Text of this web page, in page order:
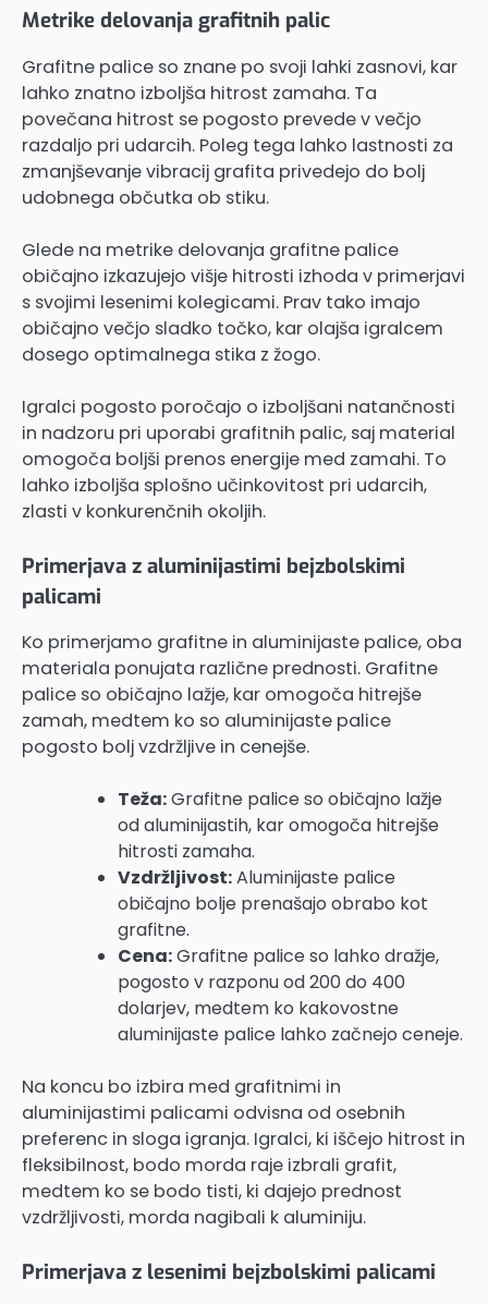
Metrike delovanja grafitnih palic
Grafitne palice so znane po svoji lahki zasnovi, kar
lahko znatno izboljša hitrost zamaha. Ta
povečana hitrost se pogosto prevede v večjo
razdaljo pri udarcih. Poleg tega lahko lastnosti za
zmanjševanje vibracij grafita privedejo do bolj
udobnega občutka ob stiku.
Glede na metrike delovanja grafitne palice
običajno izkazujejo višje hitrosti izhoda v primerjavi
s svojimi lesenimi kolegicami. Prav tako imajo
običajno večjo sladko točko, kar olajša igralcem
dosego optimalnega stika z žogo.
Igralci pogosto poročajo o izboljšani natančnosti
in nadzoru pri uporabi grafitnih palic, saj material
omogoča boljši prenos energije med zamahi. To
lahko izboljša splošno učinkovitost pri udarcih,
zlasti v konkurenčnih okoljih.
Primerjava z aluminijastimi bejzbolskimi
palicami
Ko primerjamo grafitne in aluminijaste palice, oba
materiala ponujata različne prednosti. Grafitne
palice so običajno lažje, kar omogoča hitrejše
zamah, medtem ko so aluminijaste palice
pogosto bolj vzdržljive in cenejše.
Teža:Grafitne palice so običajno lažje
od aluminijastih, kar omogoča hitrejše
hitrosti zamaha.
Vzdržljivost:Aluminijaste palice
običajno bolje prenašajo obrabo kot
grafitne.
Cena:Grafitne palice so lahko dražje,
pogosto v razponu od 200 do 400
dolarjev, medtem ko kakovostne
aluminijaste palice lahko začnejo ceneje.
Na koncu bo izbira med grafitnimi in
aluminijastimi palicami odvisna od osebnih
preferenc in sloga igranja. Igralci, ki iščejo hitrost in
fleksibilnost, bodo morda raje izbrali grafit,
medtem ko se bodo tisti, ki dajejo prednost
vzdržljivosti, morda nagibali k aluminiju.
Primerjava z lesenimi bejzbolskimi palicami